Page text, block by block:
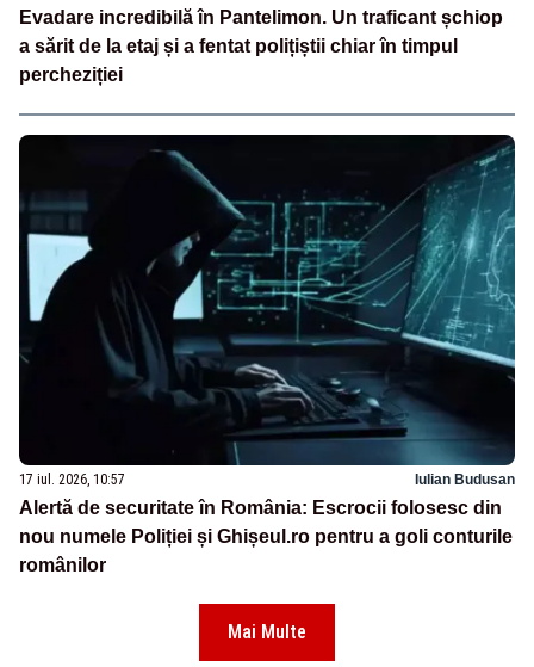
Evadare incredibilă în Pantelimon. Un traficant șchiop
a sărit de la etaj și a fentat polițiștii chiar în timpul
percheziției
17 iul. 2026, 10:57 Iulian Budusan
Alertă de securitate în România: Escrocii folosesc din
nou numele Poliției și Ghișeul.ro pentru a goli conturile
românilor
Mai Multe